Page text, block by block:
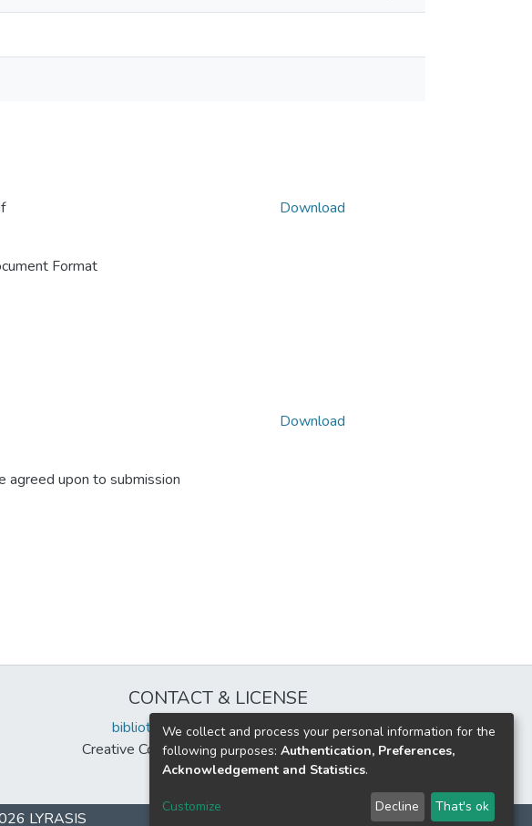
Format
Download
agreed upon to submission
Download
CONTACT & LICENSE
biblioteca@uflouniversidad.edu.ar
Creative Commons LicenseBY-NC-ND 4.0
LYRASIS
We collect and process your personal information for the
following purposes: Authentication, Preferences,
Acknowledgement and Statistics.
Customize Decline That's ok